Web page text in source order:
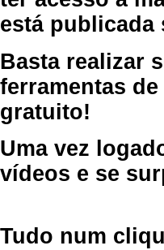
está publicada
Basta realizar
ferramentas
gratuito!
Uma vez
vídeos e se
Tudo num